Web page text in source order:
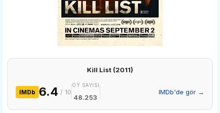
Kill List (2011)
IMDb 6.4 / 10
OY SAYISI
48.253
IMDb'de gör →